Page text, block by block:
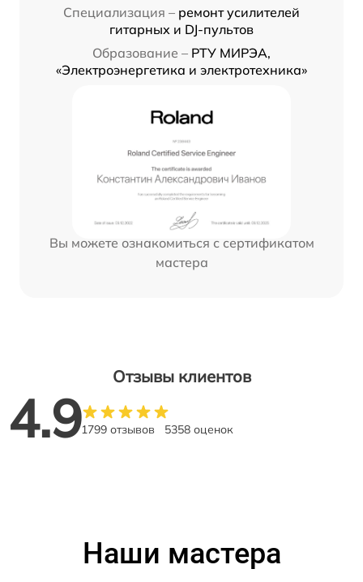
Специализация – ремонт усилителей
гитарных и DJ-пультов
Образование – РТУ МИРЭА,
«Электроэнергетика и электротехника»
Вы можете ознакомиться с сертификатом
мастера
Отзывы клиентов
4.91799 отзывов 5358 оценок
Наши мастера